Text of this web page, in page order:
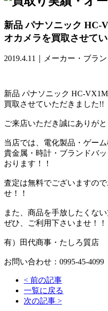
新品 パナソニック
オカメラを買取させて
2019.4.11｜メーカー・ブラ
新品 パナソニック HC-
買取させていただきました!!
ご来店いただき誠にありがと
当店では、電化製品・ゲー
貴金属・時計・ブランドバ
おります！！
査定は無料でございますの
せ！！
また、商品を手放したくな
ぜひ、ご利用下さいませ！！
有）田代商事・たしろ質店
お問い合わせ：0995-45-4099
< 前の記事
一覧に戻る
次の記事 >